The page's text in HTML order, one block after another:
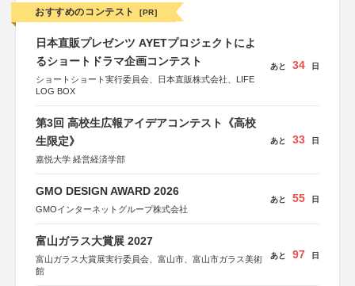
おすすめのコンテスト [PR]
日本直販プレゼンツ AYETプロジェクトによ
るショートドラマ企画コンテスト
ショートショート実行委員会、日本直販株式会社、LIFE
LOG BOX
あと 34 日
第3回 高校生広報アイデアコンテスト《高校
生限定》
嘉悦大学 経営経済学部
あと 33 日
GMO DESIGN AWARD 2026
GMOインターネットグループ株式会社
あと 55 日
富山ガラス大賞展 2027
富山ガラス大賞展実行委員会、富山市、富山市ガラス美術
館
あと 97 日